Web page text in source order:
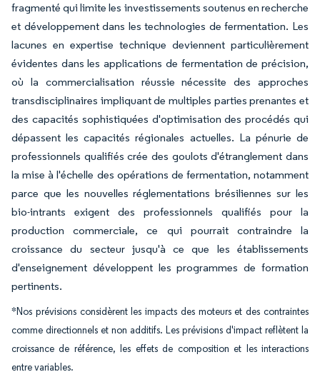
fragmenté qui limite les investissements soutenus en recherche
et développement dans les technologies de fermentation. Les
lacunes en expertise technique deviennent particulièrement
évidentes dans les applications de fermentation de précision,
où la commercialisation réussie nécessite des approches
transdisciplinaires impliquant de multiples parties prenantes et
des capacités sophistiquées d'optimisation des procédés qui
dépassent les capacités régionales actuelles. La pénurie de
professionnels qualifiés crée des goulots d'étranglement dans
la mise à l'échelle des opérations de fermentation, notamment
parce que les nouvelles réglementations brésiliennes sur les
bio-intrants exigent des professionnels qualifiés pour la
production commerciale, ce qui pourrait contraindre la
croissance du secteur jusqu'à ce que les établissements
d'enseignement développent les programmes de formation
pertinents.
*Nos prévisions considèrent les impacts des moteurs et des contraintes
comme directionnels et non additifs. Les prévisions d'impact reflètent la
croissance de référence, les effets de composition et les interactions
entre variables.